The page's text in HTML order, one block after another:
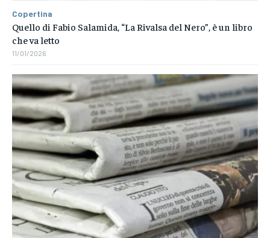
Copertina
Quello di Fabio Salamida, “La Rivalsa del Nero”, è un libro
che va letto
11/01/2026